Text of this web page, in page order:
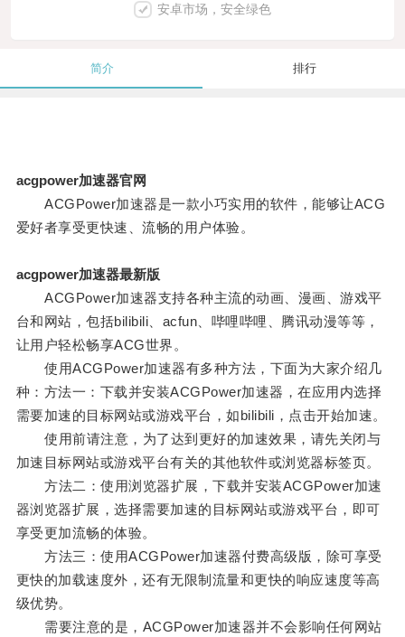
安卓市场，安全绿色
简介 排行
acgpower加速器官网
ACGPower加速器是一款小巧实用的软件，能够让ACG
爱好者享受更快速、流畅的用户体验。
acgpower加速器最新版
ACGPower加速器支持各种主流的动画、漫画、游戏平
台和网站，包括bilibili、acfun、哔哩哔哩、腾讯动漫等等，
让用户轻松畅享ACG世界。
使用ACGPower加速器有多种方法，下面为大家介绍几
种：方法一：下载并安装ACGPower加速器，在应用内选择
需要加速的目标网站或游戏平台，如bilibili，点击开始加速。
使用前请注意，为了达到更好的加速效果，请先关闭与
加速目标网站或游戏平台有关的其他软件或浏览器标签页。
方法二：使用浏览器扩展，下载并安装ACGPower加速
器浏览器扩展，选择需要加速的目标网站或游戏平台，即可
享受更加流畅的体验。
方法三：使用ACGPower加速器付费高级版，除可享受
更快的加载速度外，还有无限制流量和更快的响应速度等高
级优势。
需要注意的是，ACGPower加速器并不会影响任何网站